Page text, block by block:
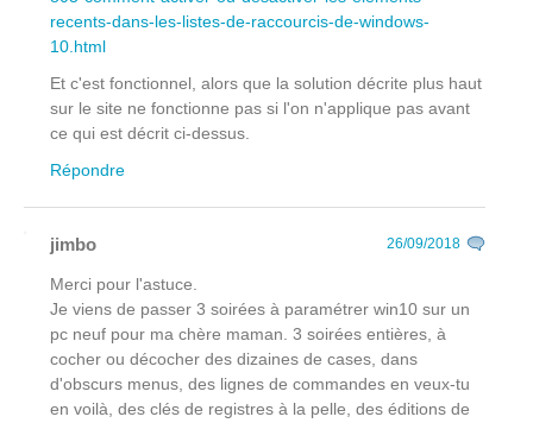
recents-dans-les-listes-de-raccourcis-de-windows-
10.html
Et c'est fonctionnel, alors que la solution décrite plus haut
sur le site ne fonctionne pas si l'on n'applique pas avant
ce qui est décrit ci-dessus.
Répondre
jimbo 26/09/2018
Merci pour l'astuce.
Je viens de passer 3 soirées à paramétrer win10 sur un
pc neuf pour ma chère maman. 3 soirées entières, à
cocher ou décocher des dizaines de cases, dans
d'obscurs menus, des lignes de commandes en veux-tu
en voilà, des clés de registres à la pelle, des éditions de